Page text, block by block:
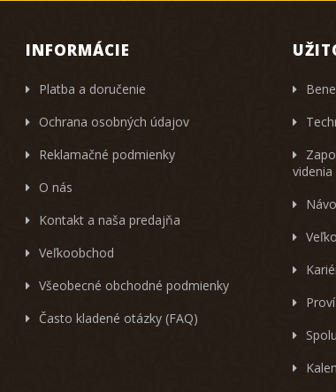
INFORMÁCIE
Platba a doručenie
Ochrana osobných údajov
Reklamačné podmienky
O nás
Kontakt a naša predajňa
Veľkoobchod
Všeobecné obchodné podmienky
Často kladené otázky (FAQ)
videnia